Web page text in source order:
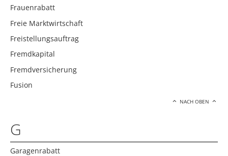
Frauenrabatt
Freie Marktwirtschaft
Freistellungsauftrag
Fremdkapital
Fremdversicherung
Fusion
NACH OBEN
G
Garagenrabatt